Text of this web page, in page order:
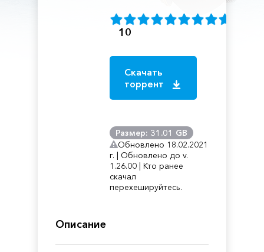
10
Скачать
торрент
Размер: 31.01 GB
Обновлено 18.02.2021
г. | Обновлено до v.
1.26.00 | Кто ранее
скачал
перехешируйтесь.
Описание